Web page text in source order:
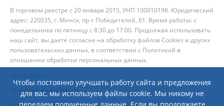
Чтобы постоянно улучшать работу сайта и предложения
для вас, мы используем файлы cookie. Мы никому не
В торговом реестре с 20 января 2015, УНП 100010198. Юридический
адрес: 220035, г. Минск, пр-т Победителей, 61. Время работы: с
понедельника по пятницу с 8:30 до 17:00. Продолжая использовать
наш сайт, вы даете согласие на обработку файлов Cookies и других
пользовательских данных, в соответствии с Политикой в
отношении обработки персональных данных.